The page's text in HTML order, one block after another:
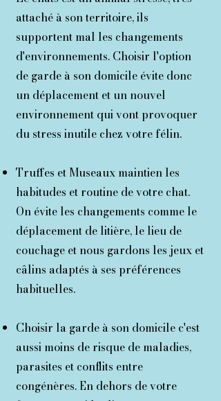
attaché à son territoire, ils
supportent mal les changements
d'environnements. Choisir l'option
de garde à son domicile évite donc
un déplacement et un nouvel
environnement qui vont provoquer
du stress inutile chez votre félin.
Truffes et Museaux maintien les
habitudes et routine de votre chat.
On évite les changements comme le
déplacement de litière, le lieu de
couchage et nous gardons les jeux et
câlins adaptés à ses préférences
habituelles.
Choisir la garde à son domicile c'est
aussi moins de risque de maladies,
parasites et conflits entre
congénères. En dehors de votre